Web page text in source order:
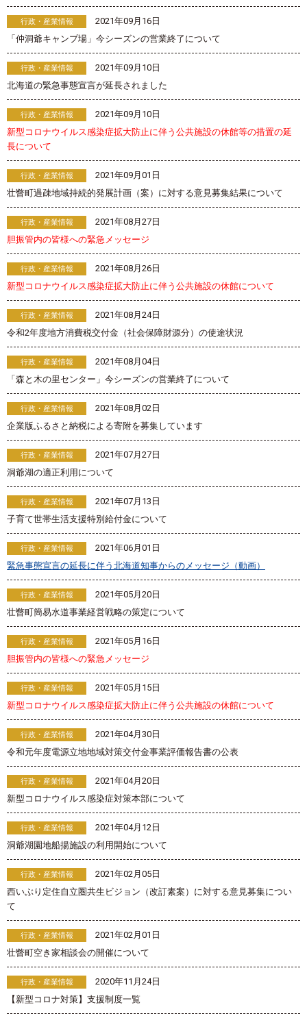
行政・産業情報
2021年09月16日
「仲洞爺キャンプ場」今シーズンの営業終了について
行政・産業情報
2021年09月10日
北海道の緊急事態宣言が延長されました
行政・産業情報
2021年09月10日
新型コロナウイルス感染症拡大防止に伴う公共施設の休館等の措置の延
長について
行政・産業情報
2021年09月01日
壮瞥町過疎地域持続的発展計画（案）に対する意見募集結果について
行政・産業情報
2021年08月27日
胆振管内の皆様への緊急メッセージ
行政・産業情報
2021年08月26日
新型コロナウイルス感染症拡大防止に伴う公共施設の休館について
行政・産業情報
2021年08月24日
令和2年度地方消費税交付金（社会保障財源分）の使途状況
行政・産業情報
2021年08月04日
「森と木の里センター」今シーズンの営業終了について
行政・産業情報
2021年08月02日
企業版ふるさと納税による寄附を募集しています
行政・産業情報
2021年07月27日
洞爺湖の適正利用について
行政・産業情報
2021年07月13日
子育て世帯生活支援特別給付金について
行政・産業情報
2021年06月01日
緊急事態宣言の延長に伴う北海道知事からのメッセージ（動画）
行政・産業情報
2021年05月20日
壮瞥町簡易水道事業経営戦略の策定について
行政・産業情報
2021年05月16日
胆振管内の皆様への緊急メッセージ
行政・産業情報
2021年05月15日
新型コロナウイルス感染症拡大防止に伴う公共施設の休館について
行政・産業情報
2021年04月30日
令和元年度電源立地地域対策交付金事業評価報告書の公表
行政・産業情報
2021年04月20日
新型コロナウイルス感染症対策本部について
行政・産業情報
2021年04月12日
洞爺湖園地船揚施設の利用開始について
行政・産業情報
2021年02月05日
西いぶり定住自立圏共生ビジョン（改訂素案）に対する意見募集につい
て
行政・産業情報
2021年02月01日
壮瞥町空き家相談会の開催について
行政・産業情報
2020年11月24日
【新型コロナ対策】支援制度一覧